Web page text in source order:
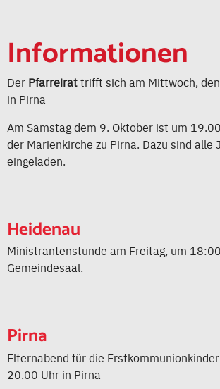
Informationen
Der Pfarreirattrifft sich am Mittwoch,
in Pirna
Am Samstag dem 9. Oktober ist um
der Marienkirche zu Pirna. Dazu sind alle
eingeladen.
Heidenau
Ministrantenstunde am Freitag, um
Gemeindesaal.
Pirna
Elternabend für die
20.00 Uhr in Pirna